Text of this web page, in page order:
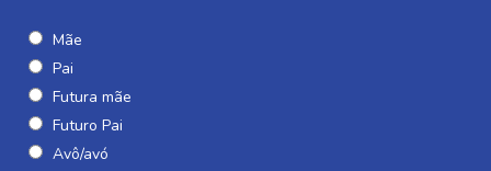
Mãe
Pai
Futura mãe
Futuro Pai
Avô/avó